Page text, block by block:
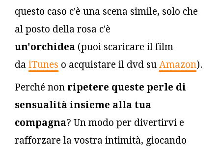
questo caso c'è una scena simile, solo che
al posto della rosa c'è
un'orchidea (puoi scaricare il film
da iTunes o acquistare il dvd su Amazon).
Perché non ripetere queste perle di
sensualità insieme alla tua
compagna? Un modo per divertirvi e
rafforzare la vostra intimità, giocando